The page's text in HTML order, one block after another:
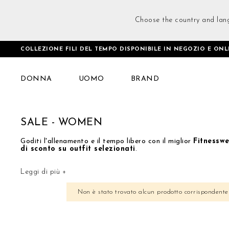
Choose the country and
COLLEZIONE FILI DEL TEMPO DISPONIBILE IN NEGOZIO E
DONNA UOMO BRAND
SALE - WOMEN
Goditi l'allenamento e il tempo libero con il miglior
di sconto su outfit selezionati.
Leggi di più +
Non è stato trovato alcun prodotto corrispondente